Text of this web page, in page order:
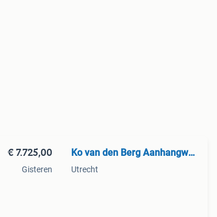
€ 7.725,00
Gisteren
Ko van den Berg Aanhangwagens
Utrecht